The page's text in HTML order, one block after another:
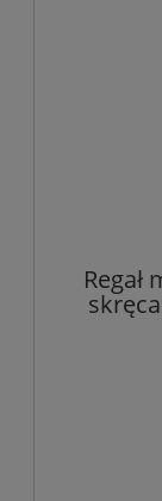
Regał